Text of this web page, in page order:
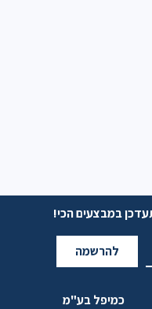
במבצעים הכי!
להרשמה
כמיפל בע"מ